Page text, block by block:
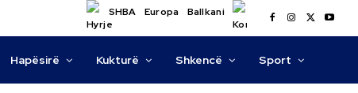
SHBA Europa Ballkani
Hapësirë Kukturë Shkencë Sport